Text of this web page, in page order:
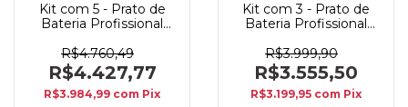
Kit com 5 - Prato de
Bateria Profissional
Liga B20 com Bag
R$4.760,49
R$4.427,77
R$3.984,99 com Pix
Kit com 3 - Prato de
Bateria Profissional
Liga B20 com Bag
R$3.999,90
R$3.555,50
R$3.199,95 com Pix